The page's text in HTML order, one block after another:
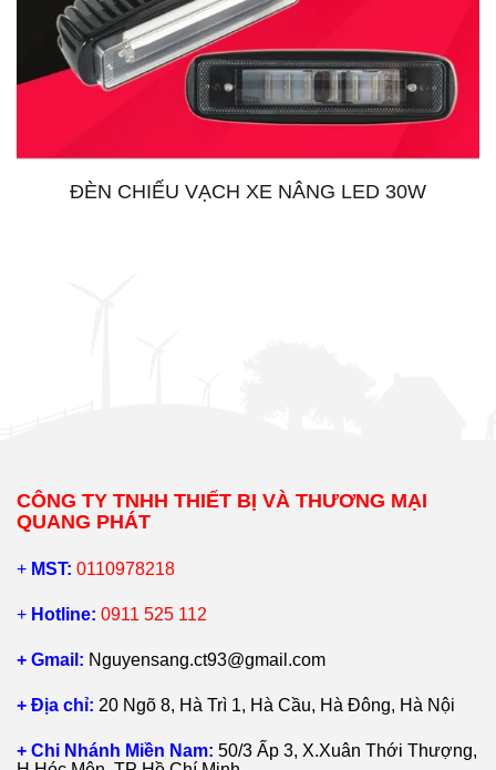
ĐÈN CHIẾU VẠCH XE NÂNG LED 30W
CÔNG TY TNHH THIẾT BỊ VÀ THƯƠNG MẠI
QUANG PHÁT
+ MST: 0110978218
+ Hotline: 0911 525 112
+ Gmail: Nguyensang.ct93@gmail.com
+ Địa chỉ: 20 Ngõ 8, Hà Trì 1, Hà Cầu, Hà Đông, Hà Nội
+ Chi Nhánh Miền Nam: 50/3 Ấp 3, X.Xuân Thới Thượng,